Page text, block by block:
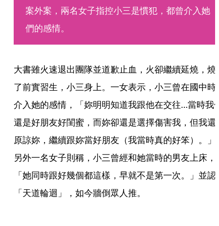
案外案，兩名女子指控小三是慣犯，都曾介入她
們的感情。
大書雖火速退出團隊並道歉止血，火卻繼續延燒，燒
了前實習生，小三身上。一女表示，小三曾在國中時
介入她的感情，「妳明明知道我跟他在交往…當時我
還是好朋友好閨蜜，而妳卻還是選擇傷害我，但我還
原諒妳，繼續跟妳當好朋友（我當時真的好笨）。」
另外一名女子則稱，小三曾經和她當時的男友上床，
「她同時跟好幾個都這樣，早就不是第一次。」並認
「天道輪迴」，如今牆倒眾人推。